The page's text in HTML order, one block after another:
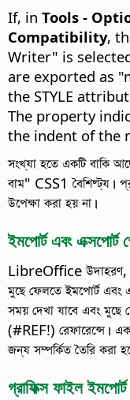
If, in Tools -
Compatibility,
Writer" is
are exported as
the STYLE
The property
the indent of the
সংখ্যা হতে একটি বাকি
বাম" CSS1 বৈশিষ্ট্য।
উপেক্ষা করা হয় না।
ইমপোর্ট এবং এক্সপোর্ট
LibreOffice উদাহরণ,
মুছে ফেলতে ইমপোর্ট এবং
সময় দেখা যাবে এবং মুছে
(#REF!) রেফারেন্সে।
জন্য সম্পর্কিত তৈরি করা
গ্রাফিক্স ফাইল